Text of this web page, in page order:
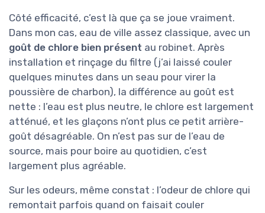
Côté efficacité, c’est là que ça se joue vraiment.
Dans mon cas, eau de ville assez classique, avec un
goût de chlore bien présent au robinet. Après
installation et rinçage du filtre (j’ai laissé couler
quelques minutes dans un seau pour virer la
poussière de charbon), la différence au goût est
nette : l’eau est plus neutre, le chlore est largement
atténué, et les glaçons n’ont plus ce petit arrière-
goût désagréable. On n’est pas sur de l’eau de
source, mais pour boire au quotidien, c’est
largement plus agréable.
Sur les odeurs, même constat : l’odeur de chlore qui
remontait parfois quand on faisait couler